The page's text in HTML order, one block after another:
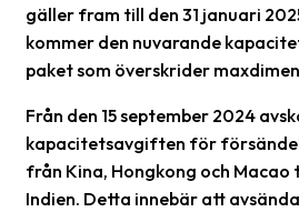
Barcode
Support
About
gäller fram till den 31 januari
kommer den nuvarande
paket som överskrider
Från den 15 september 2024
kapacitetsavgiften för
från Kina, Hongkong och Macao
Indien. Detta innebär att